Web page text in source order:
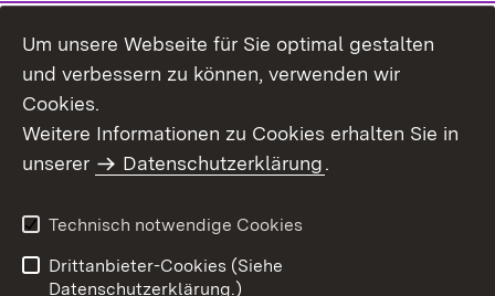
Benutzungshinweise
Erklärung zur
Um unsere Webseite für Sie optimal gestalten
und verbessern zu können, verwenden wir
Cookies.
Weitere Informationen zu Cookies erhalten Sie in
unserer
Datenschutzerklärung.
Technisch notwendige Cookies
Drittanbieter-Cookies (Siehe
Datenschutzerklärung.)